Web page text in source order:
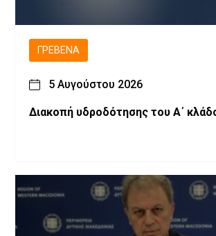
ΓΡΕΒΕΝΆ
5 Αυγούστου 2026
Διακοπή υδροδότησης του Α΄